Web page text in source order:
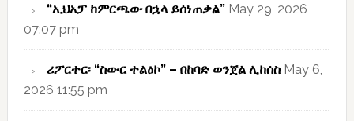
“ኢህአፓ ከምርጫው በኋላ ይሰነጠቃል” May 29, 2026
07:07 pm
ሪፖርተር፡ “ስውር ተልዕኮ” – በከባድ ወንጀል ሊከሰስ May 6,
2026 11:55 pm